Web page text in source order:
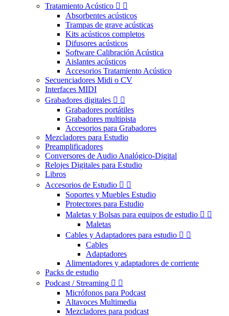
Tratamiento Acústico  
Absorbentes acústicos
Trampas de grave acústicas
Kits acústicos completos
Difusores acústicos
Software Calibración Acústica
Aislantes acústicos
Accesorios Tratamiento Acústico
Secuenciadores Midi o CV
Interfaces MIDI
Grabadores digitales  
Grabadores portátiles
Grabadores multipista
Accesorios para Grabadores
Mezcladores para Estudio
Preamplificadores
Conversores de Audio Analógico-Digital
Relojes Digitales para Estudio
Libros
Accesorios de Estudio  
Soportes y Muebles Estudio
Protectores para Estudio
Maletas y Bolsas para equipos de estudio  
Maletas
Cables y Adaptadores para estudio  
Cables
Adaptadores
Alimentadores y adaptadores de corriente
Packs de estudio
Podcast / Streaming  
Micrófonos para Podcast
Altavoces Multimedia
Mezcladores para podcast